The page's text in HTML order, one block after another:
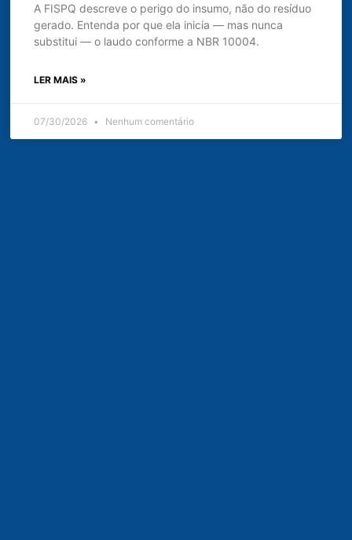
A FISPQ descreve o perigo do insumo, não do resíduo
gerado. Entenda por que ela inicia — mas nunca
substitui — o laudo conforme a NBR 10004.
LER MAIS »
07/30/2026 Nenhum comentário